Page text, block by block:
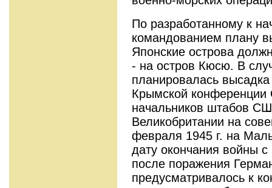
По разработанному к
командованием плану
Японские острова
- на остров Кюсю. В
планировалась
Крымской
начальников штабов
Великобритании на
февраля 1945 г. на
дату окончания войны
после поражения
предусматривалось к